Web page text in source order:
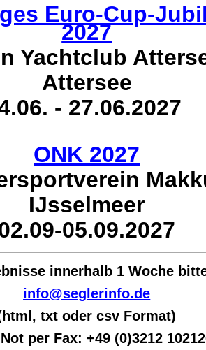
Euro-Cup-
2027
Yachtclub
Attersee
- 27.06.2027
ONK 2027
IJsselmeer
05.09.2027
innerhalb 1 Woche bit
info@seglerinfo.de
txt oder csv Format)
per Fax:+49 (0)3212